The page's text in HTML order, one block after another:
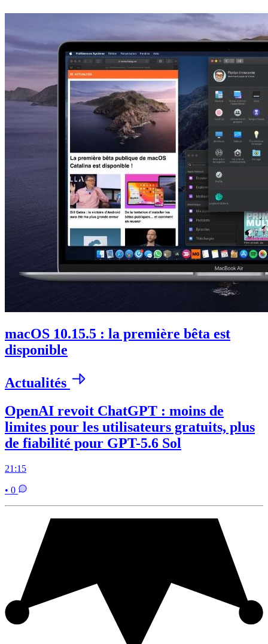
macOS 10.15.5 : la première bêta est
disponible
Actualités
OpenAI revoit ChatGPT : moins de
limites pour les utilisateurs gratuits, plus
de fiabilité pour GPT-5.6 Sol
21:15
• 0